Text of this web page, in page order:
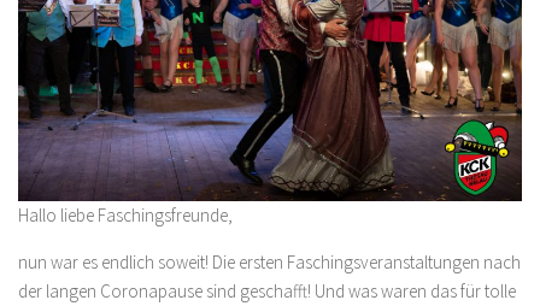
Hallo liebe Faschingsfreunde,
nun war es endlich soweit! Die ersten Faschingsveranstaltungen nach
der langen Coronapause sind geschafft! Und was waren das für tolle